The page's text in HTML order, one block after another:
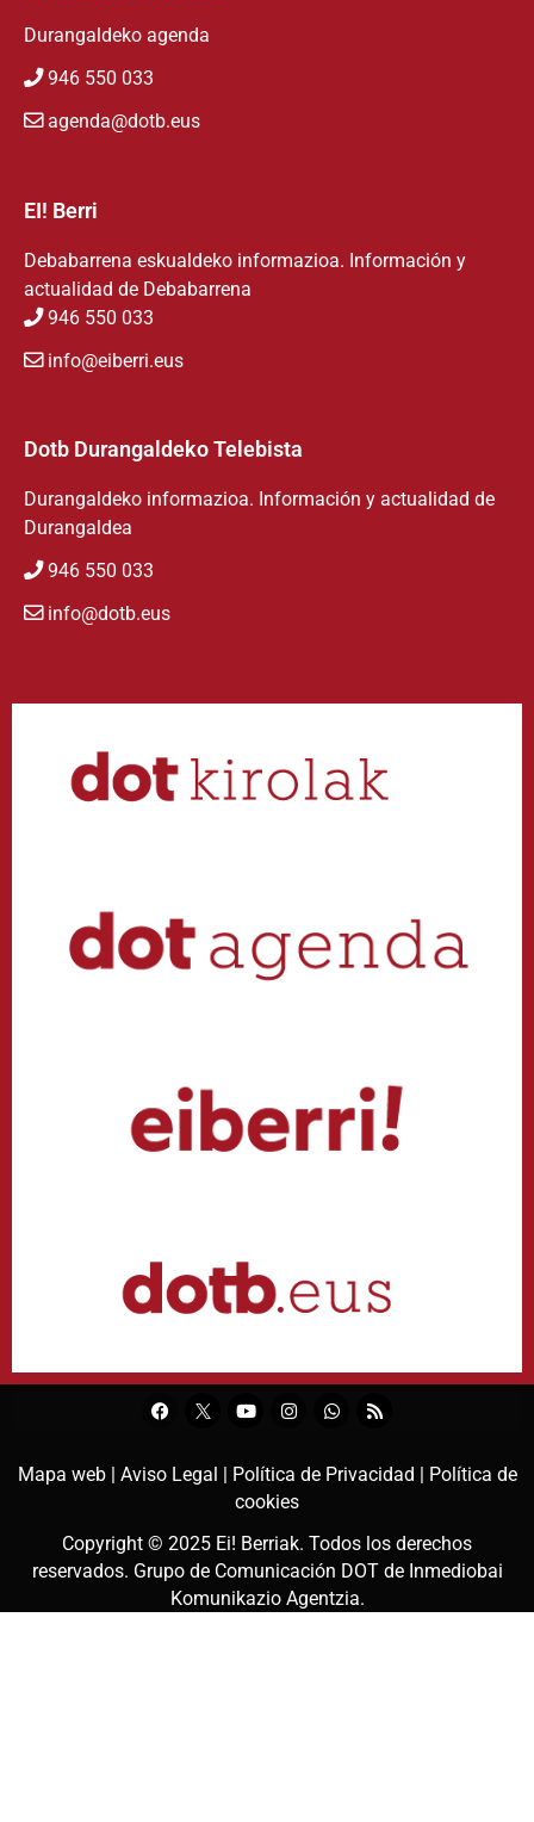
Durangaldeko agenda
946 550 033
agenda@dotb.eus
EI! Berri
Debabarrena eskualdeko informazioa. Información y
actualidad de Debabarrena
946 550 033
info@eiberri.eus
Dotb Durangaldeko Telebista
Durangaldeko informazioa. Información y actualidad de
Durangaldea
946 550 033
info@dotb.eus
Mapa web | Aviso Legal | Política de Privacidad |
Política de
cookies
Copyright © 2025 Ei! Berriak. Todos los derechos
reservados. Grupo de Comunicación DOT de Inmediobai
Komunikazio Agentzia.